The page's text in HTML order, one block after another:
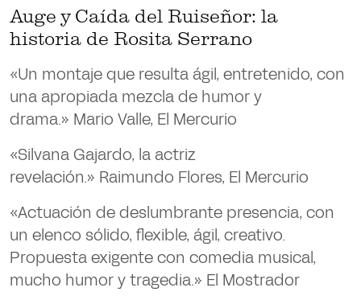
Auge y Caída del Ruiseñor: la
historia de Rosita Serrano
«Un montaje que resulta ágil, entretenido, con
una apropiada mezcla de humor y
drama.» Mario Valle, El Mercurio
«Silvana Gajardo, la actriz
revelación.» Raimundo Flores, El Mercurio
«Actuación de deslumbrante presencia, con
un elenco sólido, flexible, ágil, creativo.
Propuesta exigente con comedia musical,
mucho humor y tragedia.» El Mostrador